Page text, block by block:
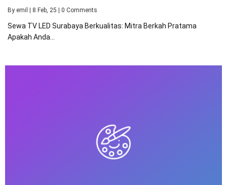
By emil 8 Feb, 25 0 Comments
Sewa TV LED Surabaya Berkualitas: Mitra Berkah Pratama
Apakah Anda…